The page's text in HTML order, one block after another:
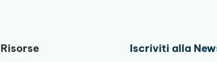
Risorse Iscriviti alla